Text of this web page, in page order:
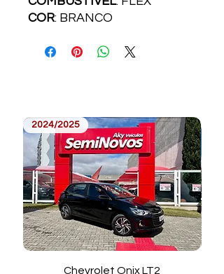
COR: BRANCO
2024/2025
Chevrolet Onix LT2